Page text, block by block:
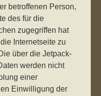
betroffenen Person,
des für die
zugegriffen hat
Internetseite zu
über die Jetpack-
werden nicht
einer
Einwilligung der